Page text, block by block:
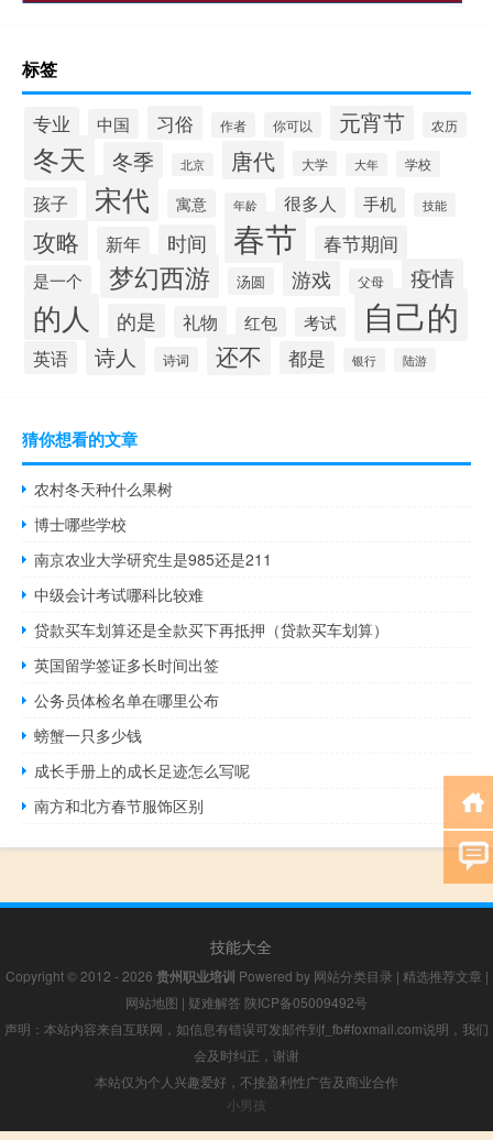
标签
专业 中国 习俗 作者 你可以 元宵节 农历
冬天 冬季 北京 唐代 大学 大年 学校
孩子 宋代 寓意 年龄 很多人 手机 技能
攻略 新年 时间 春节 春节期间
是一个 梦幻西游 汤圆 游戏 父母 疫情
的人 的是 礼物 红包 考试 自己的
英语 诗人 诗词 还不 都是 银行 陆游
猜你想看的文章
农村冬天种什么果树
博士哪些学校
南京农业大学研究生是985还是211
中级会计考试哪科比较难
贷款买车划算还是全款买下再抵押（贷款买车划算）
英国留学签证多长时间出签
公务员体检名单在哪里公布
螃蟹一只多少钱
成长手册上的成长足迹怎么写呢
南方和北方春节服饰区别
技能大全
Copyright © 2012 - 2026 贵州职业培训 Powered by 网站分类目录 | 精选推荐文章 |
网站地图 | 疑难解答 陕ICP备05009492号
声明：本站内容来自互联网，如信息有错误可发邮件到f_fb#foxmail.com说明，我们
会及时纠正，谢谢
本站仅为个人兴趣爱好，不接盈利性广告及商业合作
小男孩